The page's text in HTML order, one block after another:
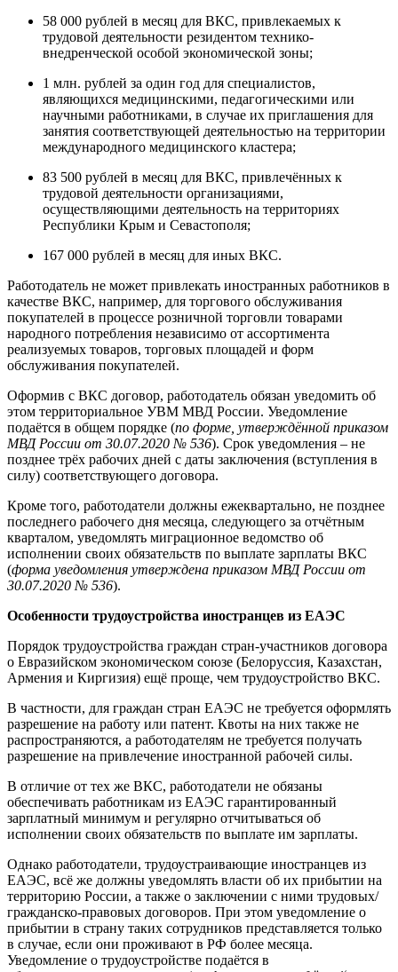
58 000 рублей в месяц для ВКС, привлекаемых к
трудовой деятельности резидентом технико-
внедренческой особой экономической зоны;
1 млн. рублей за один год для специалистов,
являющихся медицинскими, педагогическими или
научными работниками, в случае их приглашения для
занятия соответствующей деятельностью на территории
международного медицинского кластера;
83 500 рублей в месяц для ВКС, привлечённых к
трудовой деятельности организациями,
осуществляющими деятельность на территориях
Республики Крым и Севастополя;
167 000 рублей в месяц для иных ВКС.
Работодатель не может привлекать иностранных работников в
качестве ВКС, например, для торгового обслуживания
покупателей в процессе розничной торговли товарами
народного потребления независимо от ассортимента
реализуемых товаров, торговых площадей и форм
обслуживания покупателей.
Оформив с ВКС договор, работодатель обязан уведомить об
этом территориальное УВМ МВД России. Уведомление
подаётся в общем порядке (по форме, утверждённой приказом
МВД России от 30.07.2020 № 536). Срок уведомления – не
позднее трёх рабочих дней с даты заключения (вступления в
силу) соответствующего договора.
Кроме того, работодатели должны ежеквартально, не позднее
последнего рабочего дня месяца, следующего за отчётным
кварталом, уведомлять миграционное ведомство об
исполнении своих обязательств по выплате зарплаты ВКС
(форма уведомления утверждена приказом МВД России от
30.07.2020 № 536).
Особенности трудоустройства иностранцев из ЕАЭС
Порядок трудоустройства граждан стран-участников договора
о Евразийском экономическом союзе (Белоруссия, Казахстан,
Армения и Киргизия) ещё проще, чем трудоустройство ВКС.
В частности, для граждан стран ЕАЭС не требуется оформлять
разрешение на работу или патент. Квоты на них также не
распространяются, а работодателям не требуется получать
разрешение на привлечение иностранной рабочей силы.
В отличие от тех же ВКС, работодатели не обязаны
обеспечивать работникам из ЕАЭС гарантированный
зарплатный минимум и регулярно отчитываться об
исполнении своих обязательств по выплате им зарплаты.
Однако работодатели, трудоустраивающие иностранцев из
ЕАЭС, всё же должны уведомлять власти об их прибытии на
территорию России, а также о заключении с ними трудовых/
гражданско-правовых договоров. При этом уведомление о
прибытии в страну таких сотрудников представляется только
в случае, если они проживают в РФ более месяца.
Уведомление о трудоустройстве подаётся в